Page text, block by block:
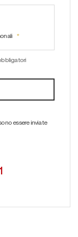
essere inviate